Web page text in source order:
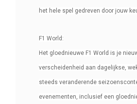
het hele spel gedreven door jouw
F1 World:
Het gloednieuwe F1 World is je
verscheidenheid aan dagelijkse,
steeds veranderende
evenementen, inclusief een